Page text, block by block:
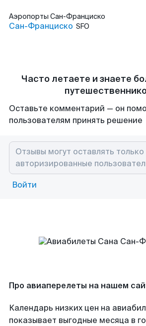
Аэропорты Сан-Франциско
Сан-Франциско SFO
Часто летаете и знаете
Оставьте комментарий — он
пользователям принять решение
Войти
Про авиаперелеты на нашем
Календарь низких цен на
показывает выгодные месяца в